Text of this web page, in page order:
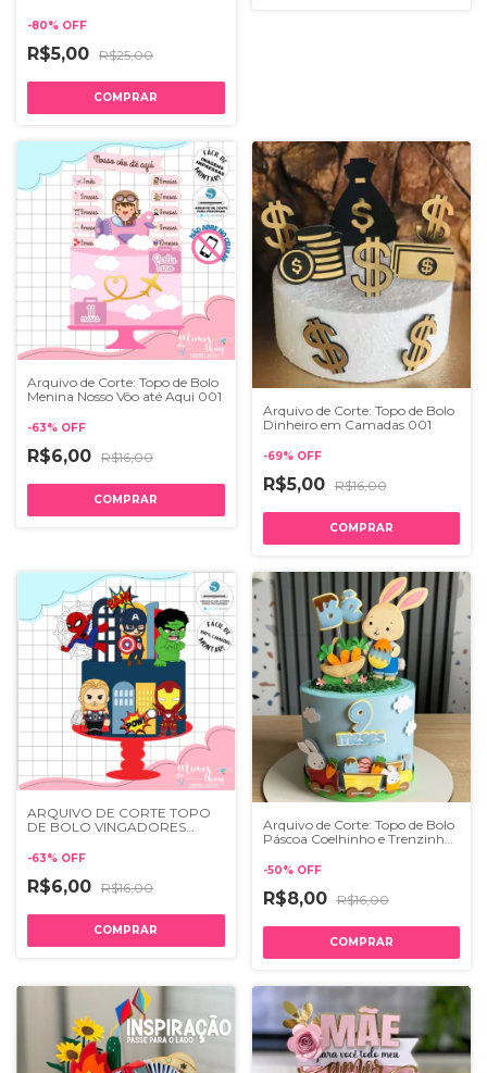
-80% OFF
R$5,00 R$25,00
Arquivo de Corte: Topo de Bolo
Menina Nosso Vôo até Aqui 001
-63% OFF
R$6,00 R$16,00
Arquivo de Corte: Topo de Bolo
Dinheiro em Camadas 001
-69% OFF
R$5,00 R$16,00
ARQUIVO DE CORTE TOPO
DE BOLO VINGADORES
-63% OFF
R$6,00 R$16,00
Arquivo de Corte: Topo de Bolo
Páscoa Coelhinho e Trenzinho
-50% OFF
R$8,00 R$16,00